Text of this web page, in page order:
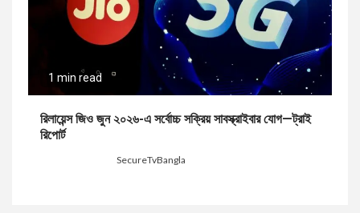
1 min read
রিলায়েন্স জিও জুন ২০২৬-এ সর্বোচ্চ সক্রিয় সাবস্ক্রাইবার যোগ—ট্রাই
রিপোর্ট
SecureTvBangla